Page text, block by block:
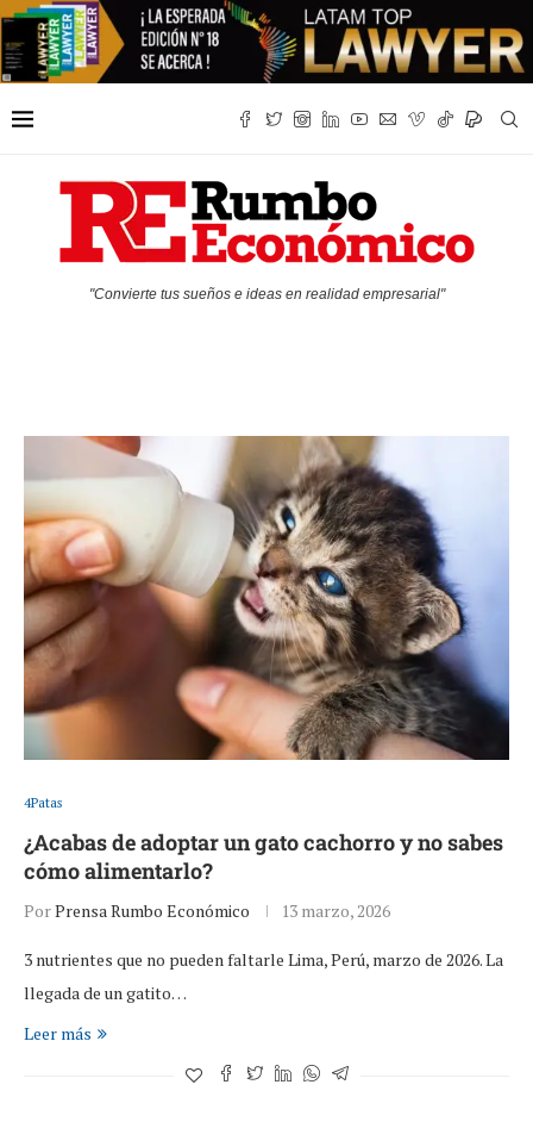
"Convierte tus sueños e ideas en realidad empresarial"
4Patas
¿Acabas de adoptar un gato cachorro y no sabes
cómo alimentarlo?
PorPrensa Rumbo Económico 13 marzo, 2026
3 nutrientes que no pueden faltarle Lima, Perú, marzo de 2026. La
llegada de un gatito…
Leer más